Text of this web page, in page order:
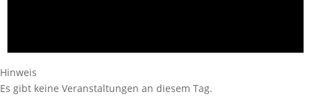
Hinweis
Es gibt keine Veranstaltungen an diesem Tag.